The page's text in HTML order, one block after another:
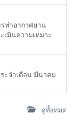
ท่าอากาศยาน
เมินความเหมาะ
ะจำเดือน มีนาคม
ดูทั้งหมด